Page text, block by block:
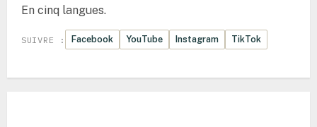
En cinq langues.
SUIVRE : Facebook YouTube Instagram TikTok